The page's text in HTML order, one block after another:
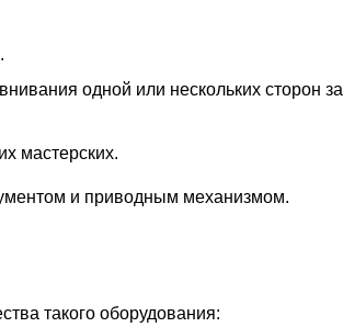
одной или нескольких сторон
мастерских.
и приводным механизмом.
такого оборудования: